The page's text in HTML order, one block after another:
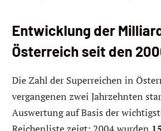
Entwicklung der
Österreich seit den
Die Zahl der Superreichen in
vergangenen zwei Jahrzehnten
Auswertung auf Basis der